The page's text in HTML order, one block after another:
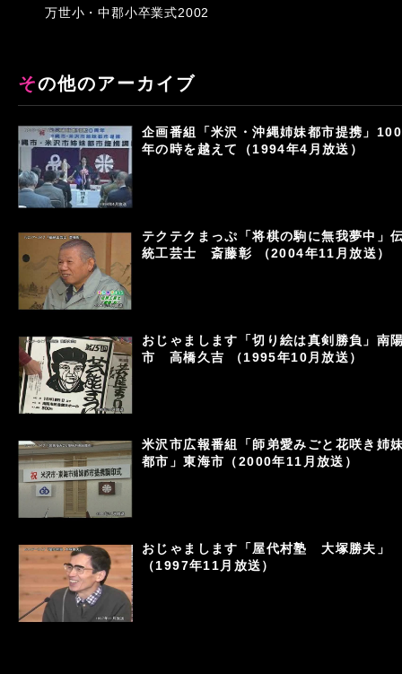
万世小・中郡小卒業式2002
その他のアーカイブ
企画番組「米沢・沖縄姉妹都市提携」100
年の時を越えて（1994年4月放送）
テクテクまっぷ「将棋の駒に無我夢中」
統工芸士 斎藤彰 （2004年11月放送）
おじゃまします「切り絵は真剣勝負」南
市 高橋久吉 （1995年10月放送）
米沢市広報番組「師弟愛みごと花咲き姉
都市」東海市（2000年11月放送）
おじゃまします「屋代村塾 大塚勝夫」
（1997年11月放送）